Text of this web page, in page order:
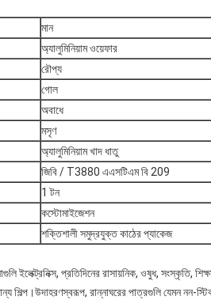
মান
অ্যালুমিনিয়াম ওয়েফার
রৌপ্য
গোল
অবাধে
মসৃণ
অ্যালুমিনিয়াম খাদ ধাতু
জিবি / T3880 এএসটিএম বি 209
1 টন
কস্টোমাইজেশন
শক্তিশালী সমুদ্রযুক্ত কাঠের প্যাকেজ
ইলেক্ট্রনিক্স, প্রতিদিনের রাসায়নিক, ওষুধ, সংস্কৃতি,
শিল্প।উদাহরণস্বরূপ, রান্নাঘরের পাত্রগুলি যেমন নন-